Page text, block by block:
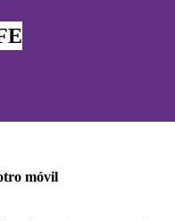
móvil